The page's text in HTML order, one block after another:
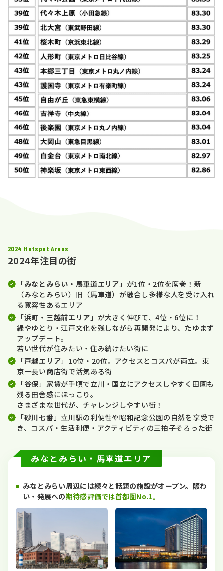
2024 Hotspot Areas
2024年注目の街
「みなとみらい・馬車道エリア 」が1位・2位を席巻！ 新
（みなとみらい）旧（馬車道）が融合し多様な人を受け入れ
る寛容性あるエリア
「浜町・三越前エリア 」が大きく伸びて、4位・6位に！
緑やゆとり・江戸文化を残しながら再開発により、たゆまず
アップデート。
若い世代が住みたい・住み続けたい街に
「戸越エリア」10位・20位。アクセスとコスパが両立。東
京一長い商店街で活気ある街
「谷保 」家賃が手頃で立川・国立にアクセスしやすく田園も
残る田舎感にほっこり。
さまざまな世代が、チャレンジしやすい街！
「砂川七番 」立川駅の利便性や昭和記念公園の自然を享受で
き、 コスパ・生活利便・アクティビティの三拍子そろった街
みなとみらい・馬車道エリア
みなとみらい周辺には続々と話題の施設がオープン。賑わ
い・発展への期待感評価では首都圏No.1。